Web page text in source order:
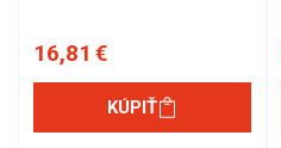
16,81 €
KÚPIŤ